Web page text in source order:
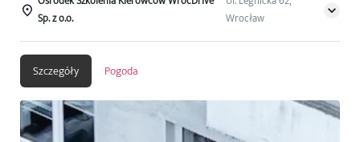
Sp. z o.o.
Wrocław
Szczegóły Pogoda